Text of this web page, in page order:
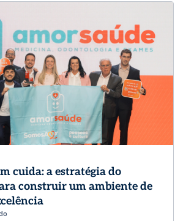
cuida: a estratégia do
construir um ambiente de